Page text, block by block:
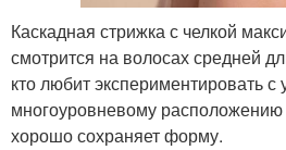
Каскадная стрижка с челкой
смотрится на волосах средней
кто любит экспериментировать
многоуровневому расположению
хорошо сохраняет форму.